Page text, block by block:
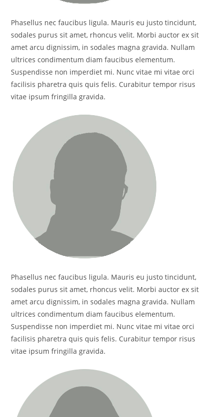
Phasellus nec faucibus ligula. Mauris eu justo tincidunt,
sodales purus sit amet, rhoncus velit. Morbi auctor ex sit
amet arcu dignissim, in sodales magna gravida. Nullam
ultrices condimentum diam faucibus elementum.
Suspendisse non imperdiet mi. Nunc vitae mi vitae orci
facilisis pharetra quis quis felis. Curabitur tempor risus
vitae ipsum fringilla gravida.
Phasellus nec faucibus ligula. Mauris eu justo tincidunt,
sodales purus sit amet, rhoncus velit. Morbi auctor ex sit
amet arcu dignissim, in sodales magna gravida. Nullam
ultrices condimentum diam faucibus elementum.
Suspendisse non imperdiet mi. Nunc vitae mi vitae orci
facilisis pharetra quis quis felis. Curabitur tempor risus
vitae ipsum fringilla gravida.